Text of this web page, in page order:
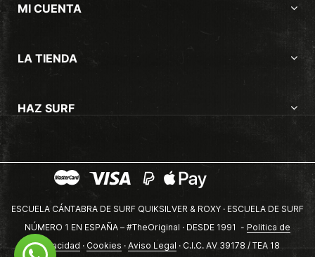
MI CUENTA
LA TIENDA
HAZ SURF
ESCUELA CÁNTABRA DE SURF QUIKSILVER & ROXY · ESCUELA DE SURF
NÚMERO 1 EN ESPAÑA – #TheOriginal · DESDE 1991 - Politica de
privacidad · Cookies · Aviso Legal · C.I.C. AV 39178 / TEA 18